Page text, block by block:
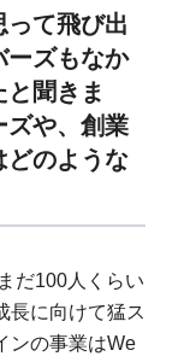
って飛び出
ーズもなか
聞きま
ズや、創業
どのような
だ100人くらい
長に向けて猛ス
ンの事業はWe